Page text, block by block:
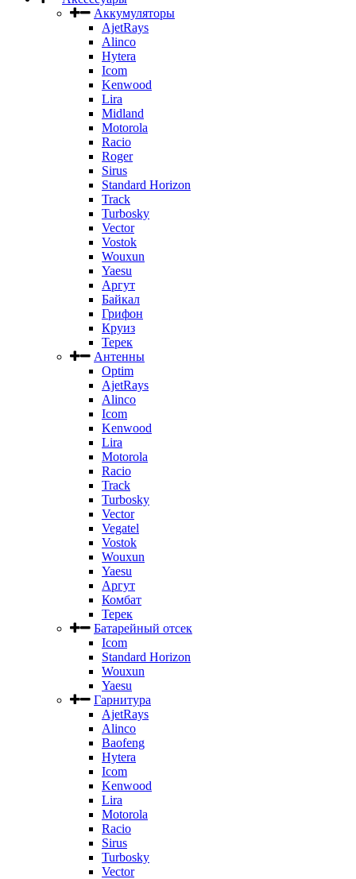
Аккумуляторы
AjetRays
Alinco
Hytera
Icom
Kenwood
Lira
Midland
Motorola
Racio
Roger
Sirus
Standard Horizon
Track
Turbosky
Vector
Vostok
Wouxun
Yaesu
Аргут
Байкал
Грифон
Круиз
Терек
Антенны
Optim
AjetRays
Alinco
Icom
Kenwood
Lira
Motorola
Racio
Track
Turbosky
Vector
Vegatel
Vostok
Wouxun
Yaesu
Аргут
Комбат
Терек
Батарейный отсек
Icom
Standard Horizon
Wouxun
Yaesu
Гарнитура
AjetRays
Alinco
Baofeng
Hytera
Icom
Kenwood
Lira
Motorola
Racio
Sirus
Turbosky
Vector